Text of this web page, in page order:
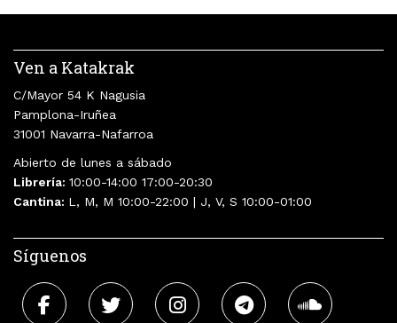
Ven a Katakrak
C/Mayor 54 K Nagusia
Pamplona-Iruñea
31001 Navarra-Nafarroa
Abierto de lunes a sábado
Librería: 10:00-14:00 17:00-20:30
Cantina: L, M, M 10:00-22:00 | J, V, S 10:00-01:00
Síguenos